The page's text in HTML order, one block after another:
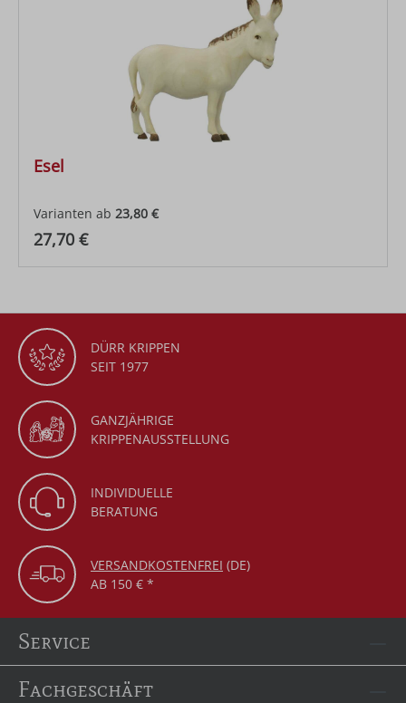
Esel
Varianten ab 23,80 €
Regulärer Preis:
27,70 €
DÜRR KRIPPEN
SEIT 1977
GANZJÄHRIGE
KRIPPENAUSSTELLUNG
INDIVIDUELLE
BERATUNG
VERSANDKOSTENFREI (DE)
AB 150 € *
Service
Fachgeschäft